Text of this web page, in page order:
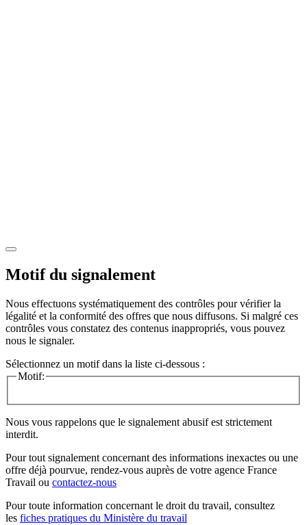
Motif du signalement
Nous effectuons systématiquement des contrôles pour vérifier la
légalité et la conformité des offres que nous diffusons. Si malgré ces
contrôles vous constatez des contenus inappropriés, vous pouvez
nous le signaler.
Sélectionnez un motif dans la liste ci-dessous :
Motif:
Nous vous rappelons que le signalement abusif est strictement
interdit.
Pour tout signalement concernant des informations inexactes ou une
offre déjà pourvue, rendez-vous auprès de votre agence France
Travail ou contactez-nous
Pour toute information concernant le droit du travail, consultez
les fiches pratiques du Ministère du travail